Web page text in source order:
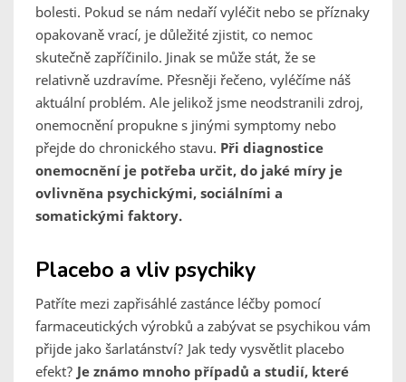
bolesti. Pokud se nám nedaří vyléčit nebo se příznaky
opakovaně vrací, je důležité zjistit, co nemoc
skutečně zapříčinilo. Jinak se může stát, že se
relativně uzdravíme. Přesněji řečeno, vyléčíme náš
aktuální problém. Ale jelikož jsme neodstranili zdroj,
onemocnění propukne s jinými symptomy nebo
přejde do chronického stavu. Při diagnostice
onemocnění je potřeba určit, do jaké míry je
ovlivněna psychickými, sociálními a
somatickými faktory.
Placebo a vliv psychiky
Patříte mezi zapřisáhlé zastánce léčby pomocí
farmaceutických výrobků a zabývat se psychikou vám
přijde jako šarlatánství? Jak tedy vysvětlit placebo
efekt? Je známo mnoho případů a studií, které